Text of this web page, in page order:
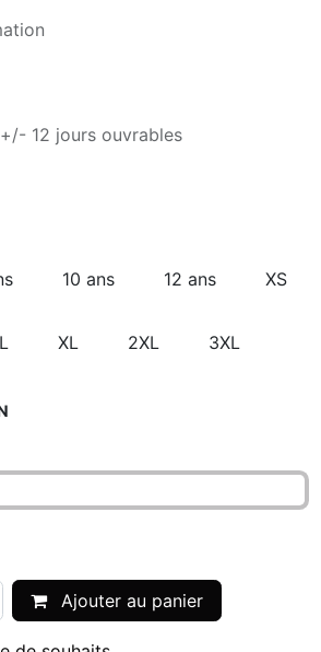
12 jours ouvrables
10 ans 12 ans XS
L XL 2XL 3XL
Ajouter au panier